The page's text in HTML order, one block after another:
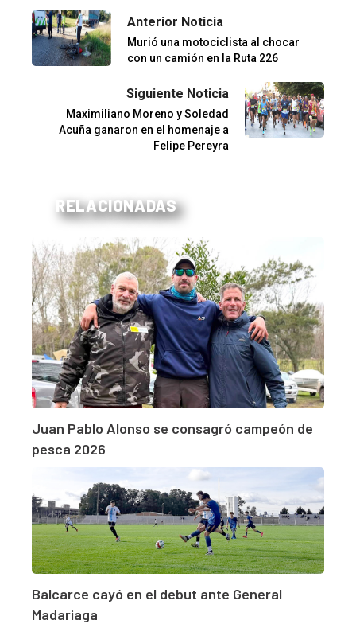
Anterior Noticia
Murió una motociclista al chocar
con un camión en la Ruta 226
Siguiente Noticia
Maximiliano Moreno y Soledad
Acuña ganaron en el homenaje a
Felipe Pereyra
RELACIONADAS
Juan Pablo Alonso se consagró campeón de
pesca 2026
Balcarce cayó en el debut ante General
Madariaga